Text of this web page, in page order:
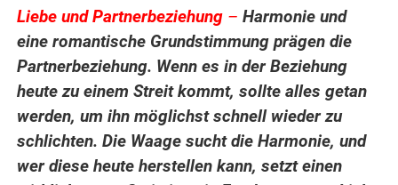
Liebe und Partnerbeziehung –Harmonie und
eine romantische Grundstimmung prägen die
Partnerbeziehung. Wenn es in der Beziehung
heute zu einem Streit kommt, sollte alles getan
werden, um ihn möglichst schnell wieder zu
schlichten. Die Waage sucht die Harmonie, und
wer diese heute herstellen kann, setzt einen